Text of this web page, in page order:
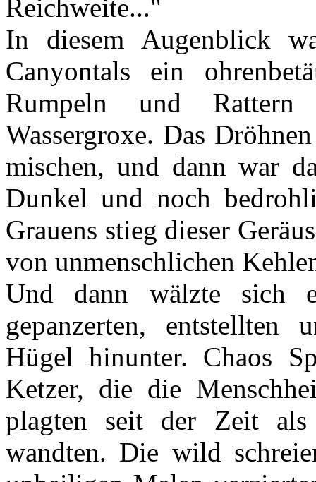
Reichweite..."
In diesem Augenblick
Canyontals ein
Rumpeln und
Wassergroxe. Das
mischen, und dann war
Dunkel und noch
Grauens stieg dieser
von unmenschlichen
Und dann wälzte sich
gepanzerten, entstellten
Hügel hinunter. Chaos
Ketzer, die die
plagten seit der Zeit
wandten. Die wild